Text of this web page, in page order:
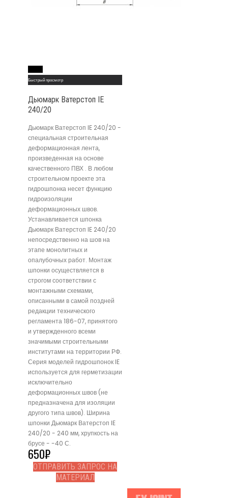
Быстрый просмотр
Дьюмарк Ватерстоп IE
240/20
Дьюмарк Ватерстоп IE 240/20 -
специальная строительная
деформационная лента,
произведенная на основе
качественного ПВХ . В любом
строительном проекте эта
гидрошпонка несет функцию
гидроизоляции
деформационных швов.
Устанавливается шпонка
Дьюмарк Ватерстоп IE 240/20
непосредственно на шов на
этапе монолитных и
опалубочных работ. Монтаж
шпонки осуществляется в
строгом соответствии с
монтажными схемами,
описанными в самой поздней
редакции технического
регламента 186-07, принятого
и утвержденного всеми
значимыми строительными
институтами на территории РФ.
Серия моделей гидрошпонок IE
используется для герметизации
исключительно
деформационных швов (не
предназначена для изоляции
другого типа швов). Ширина
шпонки Дьюмарк Ватерстоп IE
240/20 - 240 мм, хрупкость на
брусе - -40 С.
650₽
ОТПРАВИТЬ ЗАПРОС НА
МАТЕРИАЛ